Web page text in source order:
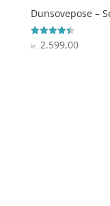
Dunsovepose –
Vurderet
4.4
kr. 2.599,00